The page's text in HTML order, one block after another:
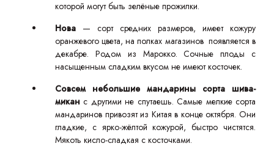
которой могут быть зелёные прожилки.
Нова — сорт средних размеров, имеет кожуру
оранжевого цвета, на полках магазинов появляется в
декабре. Родом из Марокко. Сочные плоды с
насыщенным сладким вкусом не имеют косточек.
Совсем небольшие мандарины сорта шива-
микан с другими не спутаешь. Самые мелкие сорта
мандаринов привозят из Китая в конце октября. Они
гладкие, с ярко-жёлтой кожурой, быстро чистятся.
Мякоть кисло-сладкая с косточками.